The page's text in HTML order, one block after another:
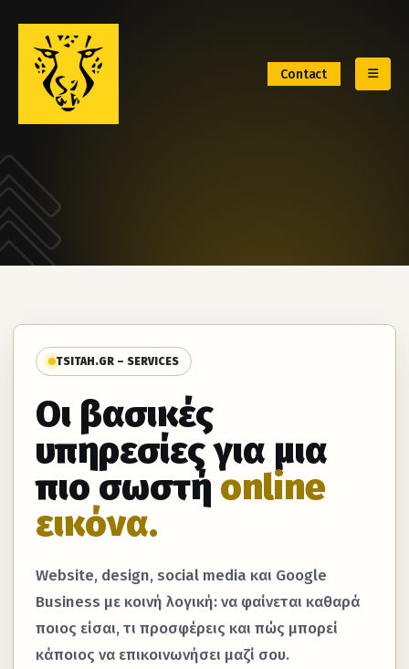
Contact
TSITAH.GR – SERVICES
Οι βασικές
υπηρεσίες για μια
πιο σωστή online
εικόνα.
Website, design, social media και Google
Business με κοινή λογική: να φαίνεται καθαρά
ποιος είσαι, τι προσφέρεις και πώς μπορεί
κάποιος να επικοινωνήσει μαζί σου.